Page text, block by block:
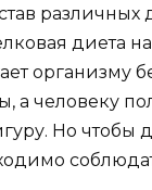
различных
диета
организму
а человеку
Но чтобы